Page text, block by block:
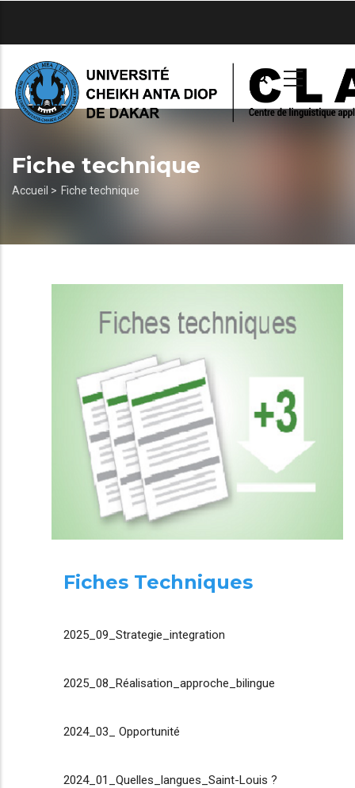
principal
Fiche technique
Fil
Accueil > Fiche technique
Fiches Techniques
2025_09_Strategie_integration
2025_08_Réalisation_approche_bilingue
2024_03_ Opportunité
2024_01_Quelles_langues_Saint-Louis ?